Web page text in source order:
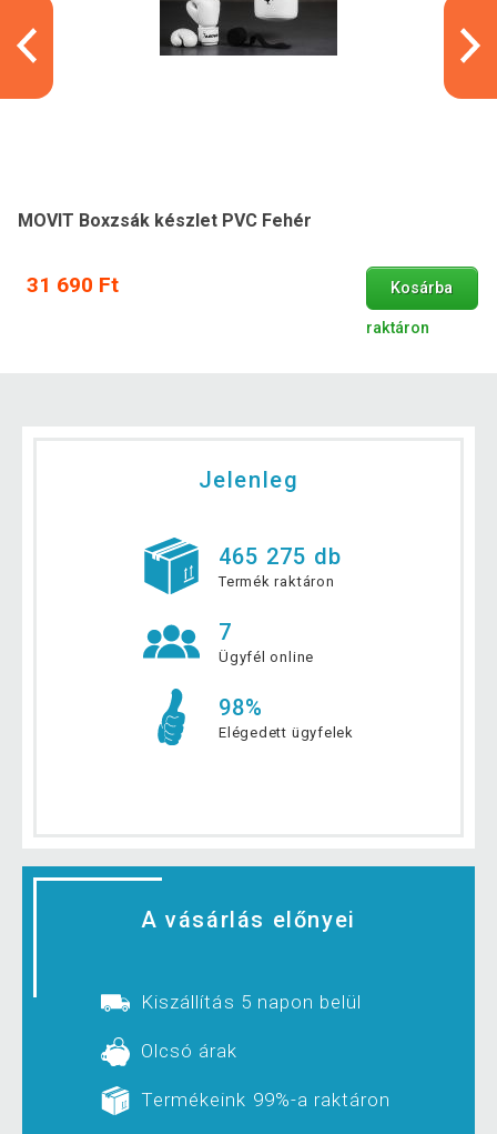
MOVIT Boxzsák készlet PVC Fehér
31 690 Ft Kosárba
raktáron
Jelenleg
465 275 db
Termék raktáron
7
Ügyfél online
98%
Elégedett ügyfelek
A vásárlás előnyei
Kiszállítás 5 napon belül
Olcsó árak
Termékeink 99%-a raktáron